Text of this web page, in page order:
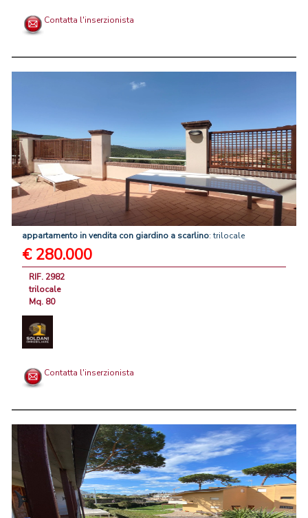
Contatta l'inserzionista
appartamento invendita con giardino a scarlino: trilocale
€ 280.000
RIF. 2982
trilocale
Mq. 80
Contatta l'inserzionista